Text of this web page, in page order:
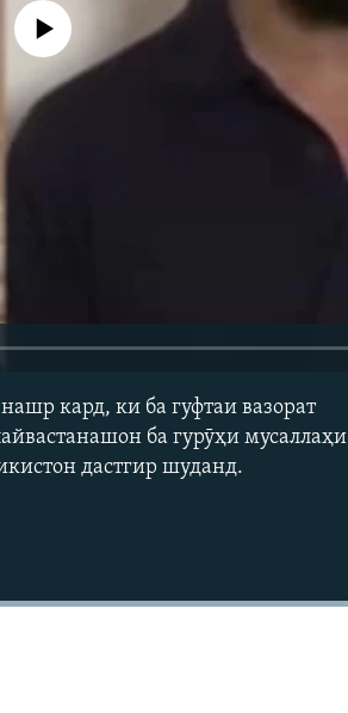
кор намекунад
кард, ки ба гуфтаи вазорат
ба гурӯҳи мусаллаҳи
дастгир шуданд.